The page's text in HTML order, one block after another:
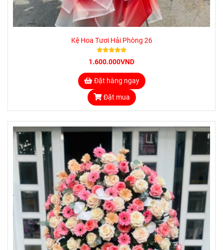
Kệ Hoa Tươi Hải Phòng 26
1.600.000VND
Đặt hàng ngay
Đặt mua